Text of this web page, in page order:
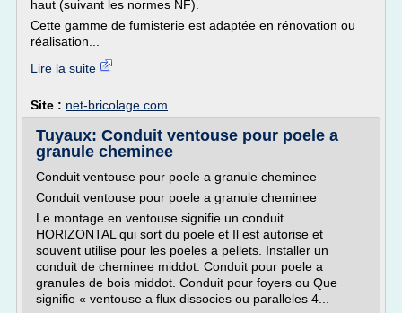
haut (suivant les normes NF).
Cette gamme de fumisterie est adaptée en rénovation ou
réalisation...
Lire la suite
Site : net-bricolage.com
Tuyaux: Conduit ventouse pour poele a
granule cheminee
Conduit ventouse pour poele a granule cheminee
Conduit ventouse pour poele a granule cheminee
Le montage en ventouse signifie un conduit
HORIZONTAL qui sort du poele et Il est autorise et
souvent utilise pour les poeles a pellets. Installer un
conduit de cheminee middot. Conduit pour poele a
granules de bois middot. Conduit pour foyers ou Que
signifie « ventouse a flux dissocies ou paralleles 4...